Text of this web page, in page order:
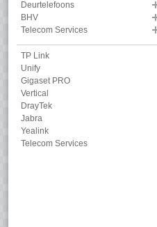
Deurtelefoons
BHV
Telecom Services
TP Link
Unify
Gigaset PRO
Vertical
DrayTek
Jabra
Yealink
Telecom Services